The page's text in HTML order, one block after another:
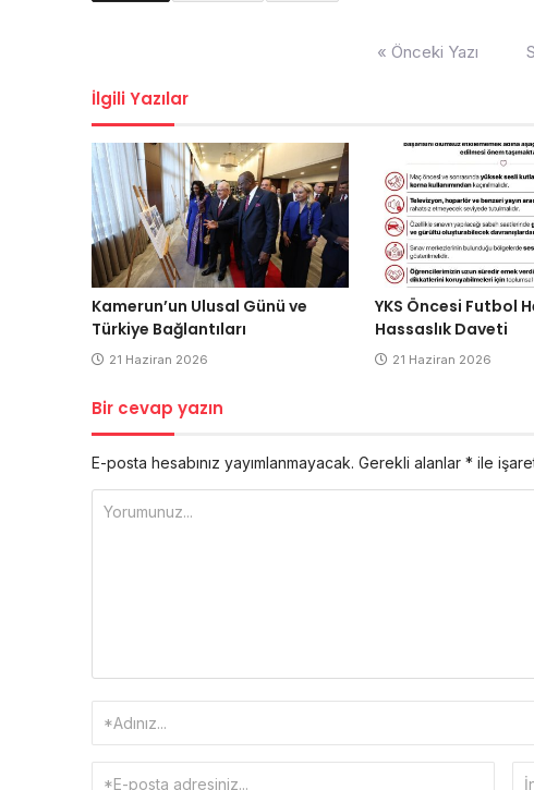
« Önceki Yazı
İlgili Yazılar
Kamerun’un Ulusal Günü ve
Türkiye Bağlantıları
21 Haziran 2026
YKS Öncesi Futbol
Hassaslık Daveti
21 Haziran 2026
Bir cevap yazın
E-posta hesabınız yayımlanmayacak. Gerekli alanlar * ile